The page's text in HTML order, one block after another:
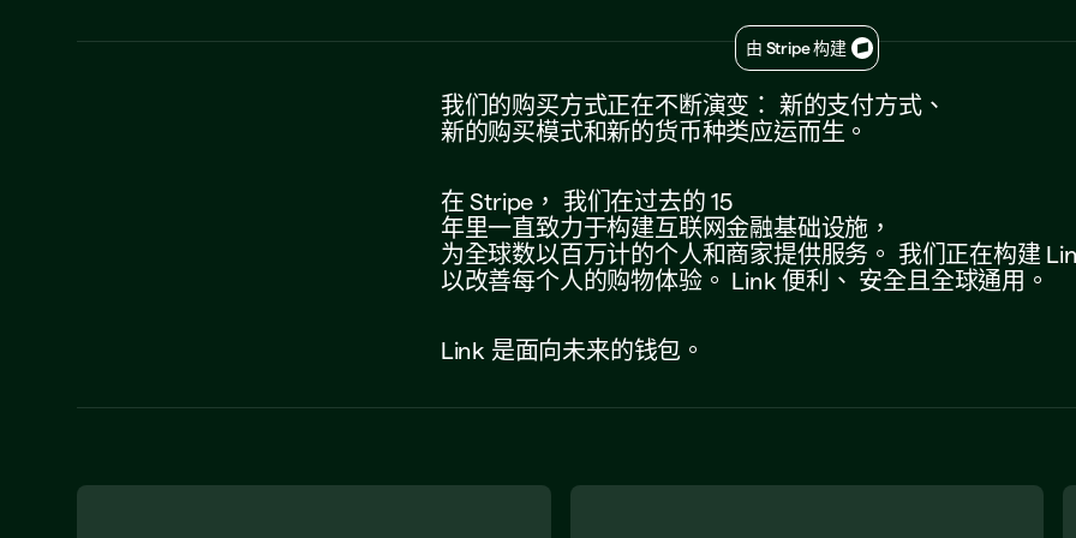
由 Stripe 构建
我们的购买方式正在不断演变：
新的支付方式、
新的购买模式和新的货币种类应运而生。
在 Stripe， 我们在过去的 15
年里一直致力于构建互联网金融基础设施，
为全球数以百万计的个人和商家提供服务。 我们正在构建
以改善每个人的购物体验。 Link 便利、 安全且全球通用。
Link 是面向未来的钱包。